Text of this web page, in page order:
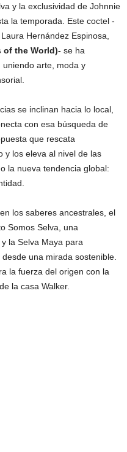
y la exclusividad de Johnnie
la temporada. Este coctel -
Hernández Espinosa,
of the World)- se ha
arte, moda y
se inclinan hacia lo local,
con esa búsqueda de
que rescata
y los eleva al nivel de las
la nueva tendencia global:
los saberes ancestrales, el
Somos Selva, una
la Selva Maya para
una mirada sostenible.
la fuerza del origen con la
la casa Walker.